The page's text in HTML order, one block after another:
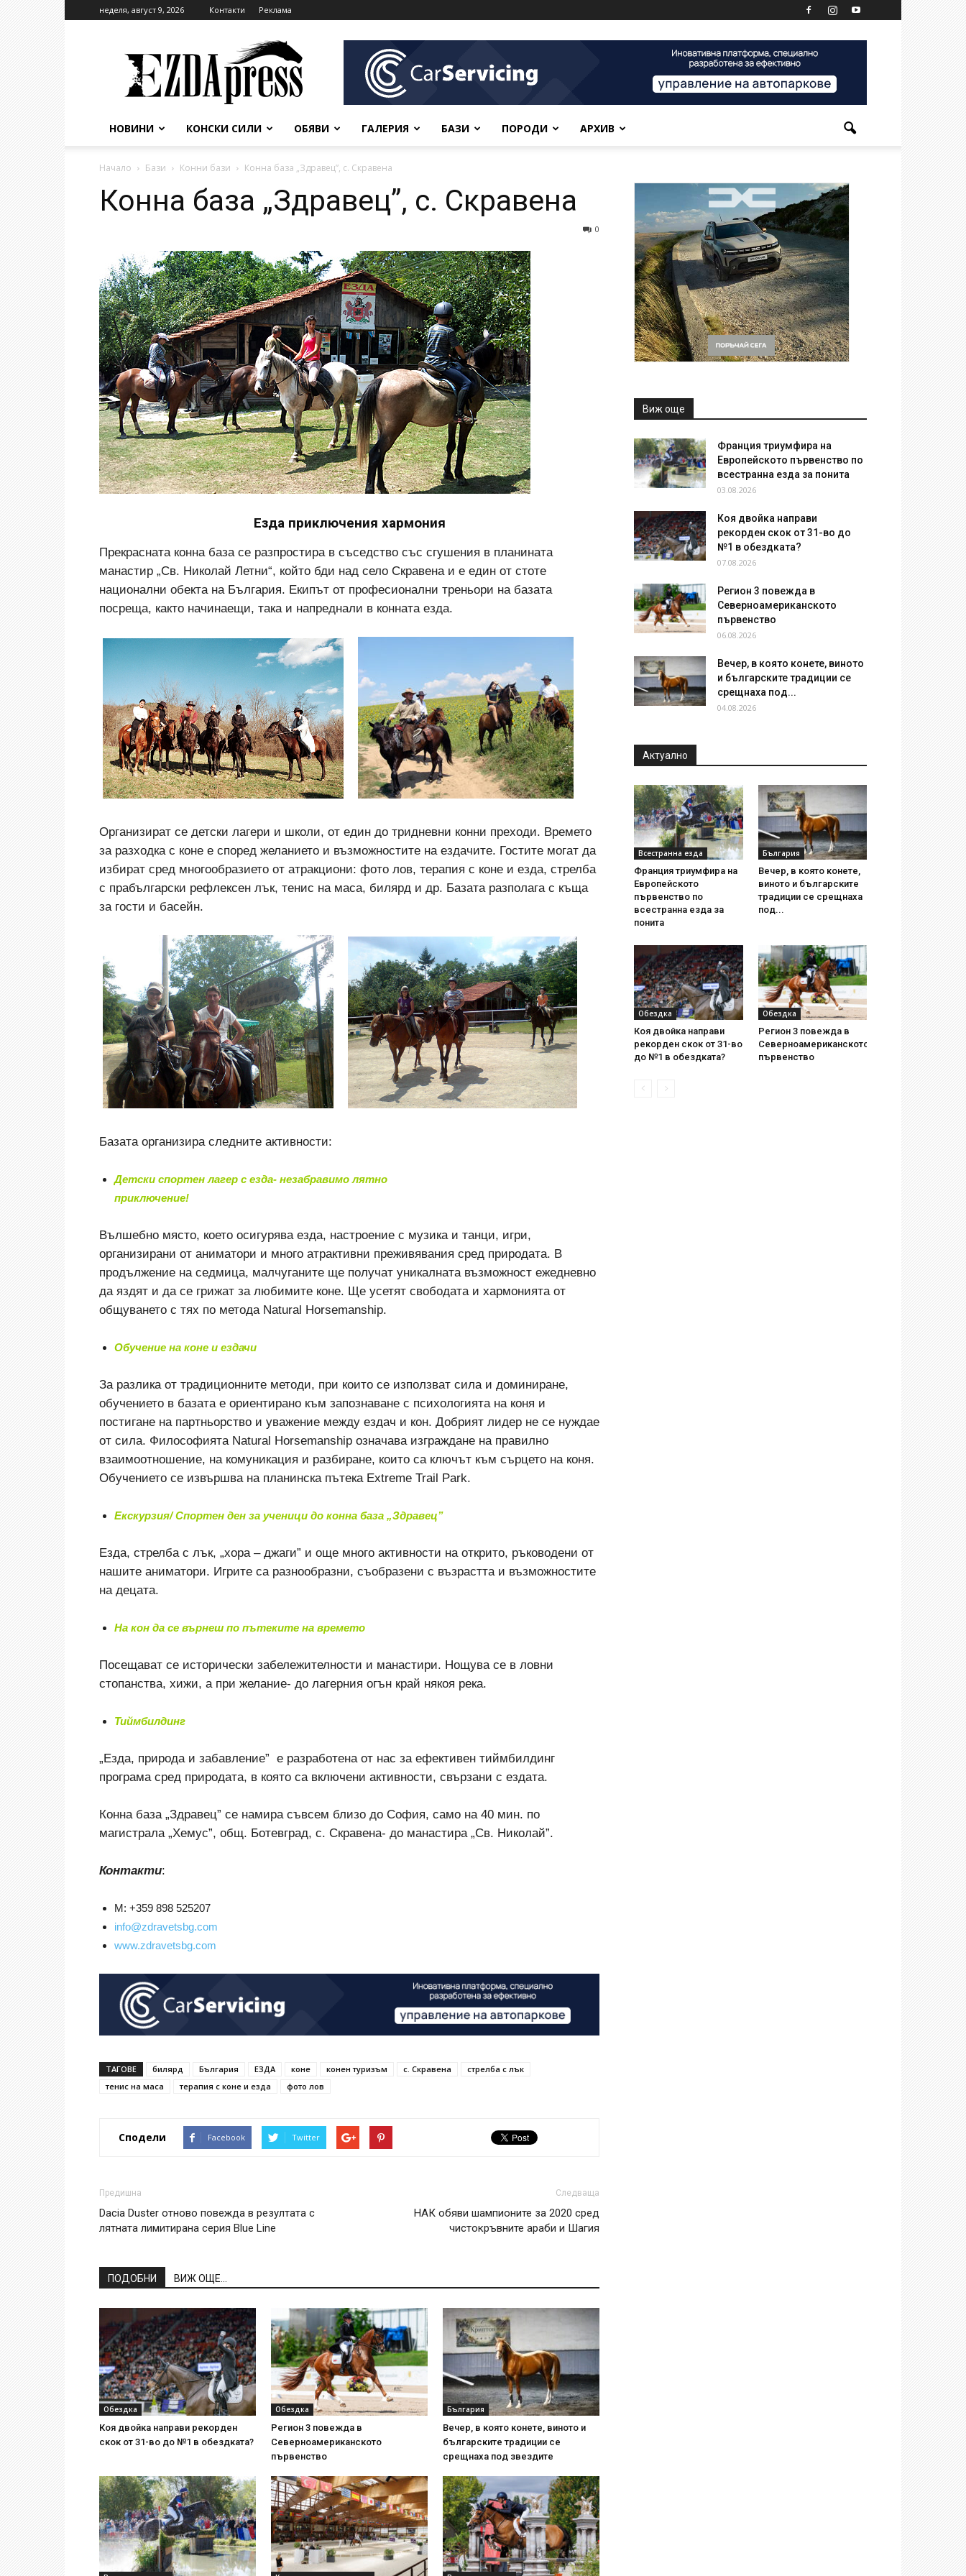
неделя, август 9, 2026 Контакти Реклама
НОВИНИ КОНСКИ СИЛИ ОБЯВИ ГАЛЕРИЯ БАЗИ ПОРОДИ АРХИВ
Начало Бази Конни бази Конна база „Здравец”, с. Скравена
Конна база „Здравец”, с. Скравена
0
Езда приключения хармония
Прекрасната конна база се разпростира в съседство със сгушения в планината
манастир „Св. Николай Летни“, който бди над село Скравена и е един от стоте
национални обекта на България. Екипът от професионални треньори на базата
посреща, както начинаещи, така и напреднали в конната езда.
Организират се детски лагери и школи, от един до тридневни конни преходи. Времето
за разходка с коне е според желанието и възможностите на ездачите. Гостите могат да
избират сред многообразието от атракциони: фото лов, терапия с коне и езда, стрелба
с прабългарски рефлексен лък, тенис на маса, билярд и др. Базата разполага с къща
за гости и басейн.
Базата организира следните активности:
Детски спортен лагер с езда- незабравимо лятно
приключение!
Вълшебно място, което осигурява езда, настроение с музика и танци, игри,
организирани от аниматори и много атрактивни преживявания сред природата. В
продължение на седмица, малчуганите ще получат уникалната възможност ежедневно
да яздят и да се грижат за любимите коне. Ще усетят свободата и хармонията от
общуването с тях по метода Natural Horsemanship.
Обучение на коне и ездачи
За разлика от традиционните методи, при които се използват сила и доминиране,
обучението в базата е ориентирано към запознаване с психологията на коня и
постигане на партньорство и уважение между ездач и кон. Добрият лидер не се нуждае
от сила. Философията Natural Horsemanship означава изграждане на правилно
взаимоотношение, на комуникация и разбиране, които са ключът към сърцето на коня.
Обучението се извършва на планинска пътека Extreme Trail Park.
Екскурзия/ Спортен ден за ученици до конна база „Здравец”
Езда, стрелба с лък, „хора – джаги” и още много активности на открито, ръководени от
нашите аниматори. Игрите са разнообразни, съобразени с възрастта и възможностите
на децата.
На кон да се върнеш по пътеките на времето
Посещават се исторически забележителности и манастири. Нощува се в ловни
стопанства, хижи, а при желание- до лагерния огън край някоя река.
Тиймбилдинг
„Езда, природа и забавление” е разработена от нас за ефективен тиймбилдинг
програма сред природата, в която са включени активности, свързани с ездата.
Конна база „Здравец” се намира съвсем близо до София, само на 40 мин. по
магистрала „Хемус”, общ. Ботевград, с. Скравена- до манастира „Св. Николай”.
Контакти:
М: +359 898 525207
info@zdravetsbg.com
www.zdravetsbg.com
ТАГОВЕ билярд България ЕЗДА коне конен туризъм с. Скравена
стрелба с лък
тенис на маса
терапия с коне и езда фото лов
Сподели Facebook Twitter
Предишна
Dacia Duster отново повежда в рeзултата с
лятната лимитирана серия Blue Line
Следваща
НАК обяви шампионите за 2020 сред
чистокръвните араби и Шагия
ПОДОБНИ ВИЖ ОЩЕ...
Обездка
Коя двойка направи рекорден
скок от 31-во до №1 в обездката?
Обездка
Регион 3 повежда в
Северноамериканското
първенство
България
Вечер, в която конете, виното и
българските традиции се
срещнаха под звездите
Виж още
Франция триумфира на
Европейското първенство по
всестранна езда за понита
03.08.2026
Коя двойка направи
рекорден скок от 31-во до
№1 в обездката?
07.08.2026
Регион 3 повежда в
Северноамериканското
първенство
06.08.2026
Вечер, в която конете, виното
и българските традиции се
срещнаха под...
04.08.2026
Актуално
Всестранна езда
Франция триумфира на
Европейското
първенство по
всестранна езда за
понита
България
Вечер, в която конете,
виното и българските
традиции се срещнаха
под...
Обездка
Коя двойка направи
рекорден скок от 31-во
до №1 в обездката?
Обездка
Регион 3 повежда в
Северноамериканското
първенство